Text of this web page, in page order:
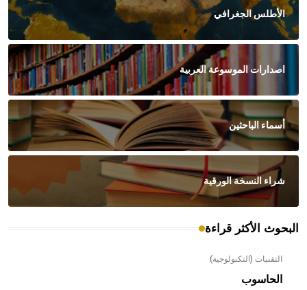
الأطلس الجغرافي
اصدارات الموسوعة العربية
أسماء الباحثين
شراء النسخة الورقية
البحوث الأكثر قراءة
التقنيات (التكنولوجية)
الحاسوب